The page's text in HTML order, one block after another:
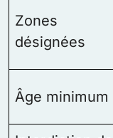
Zones
désignées
Âge minimum